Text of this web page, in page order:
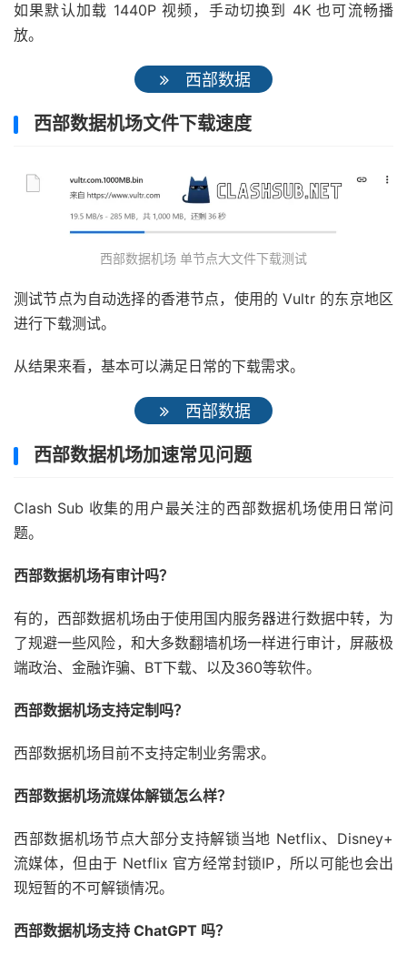
如果默认加载 1440P 视频，手动切换到 4K 也可流畅播
放。
西部数据
西部数据机场文件下载速度
西部数据机场 单节点大文件下载测试
测试节点为自动选择的香港节点，使用的 Vultr 的东京地区
进行下载测试。
从结果来看，基本可以满足日常的下载需求。
西部数据
西部数据机场加速常见问题
Clash Sub 收集的用户最关注的西部数据机场使用日常问
题。
西部数据机场有审计吗？
有的，西部数据机场由于使用国内服务器进行数据中转，为
了规避一些风险，和大多数翻墙机场一样进行审计，屏蔽极
端政治、金融诈骗、BT下载、以及360等软件。
西部数据机场支持定制吗？
西部数据机场目前不支持定制业务需求。
西部数据机场流媒体解锁怎么样？
西部数据机场节点大部分支持解锁当地 Netflix、Disney+
流媒体，但由于 Netflix 官方经常封锁IP，所以可能也会出
现短暂的不可解锁情况。
西部数据机场支持 ChatGPT 吗？